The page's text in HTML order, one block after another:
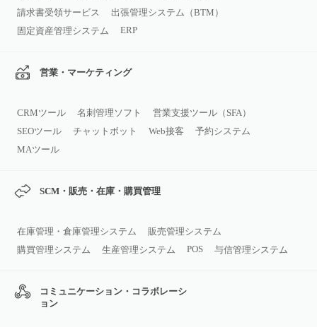
請求書受領サービス
出張管理システム（BTM）
固定資産管理システム
ERP
営業・マーケティング
CRMツール 名刺管理ソフト
営業支援ツール（SFA）
SEOツール
チャットボット Web接客
予約システム
MAツール
SCM・販売・在庫・購買管理
在庫管理・倉庫管理システム
販売管理システム
購買管理システム
生産管理システム POS 与信管理システム
コミュニケーション・コラボレーシ
ョン